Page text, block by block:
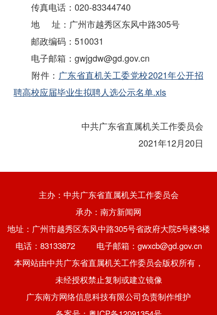
传真电话：020-83344740
地 址：广州市越秀区东风中路305号
邮政编码：510031
电子邮箱：gwjgdw@gd.gov.cn
附件： 广东省直机关工委党校2021年公开招
聘高校应届毕业生拟聘人选公示名单.xls
中共广东省直属机关工作委员会
2021年12月20日
主办：中共广东省直属机关工作委员会
承办：南方新闻网
地址：广州市越秀区东风中路305号省政府大院5号楼3楼
电话：83133872 电子邮箱：gwxcb@gd.gov.cn
本网站由中共广东省直属机关工作委员会版权所有，
未经授权禁止复制或建立镜像
广东南方网络信息科技有限公司负责制作维护